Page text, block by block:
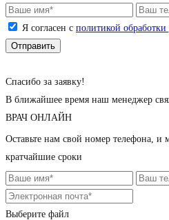
Я согласен с политикой
Cпасибо за заявку!
В ближайшее время наш менеджер
ВРАЧ ОНЛАЙН
Оставьте нам свой номер телефона,
кратчайшие сроки
Выберите файл